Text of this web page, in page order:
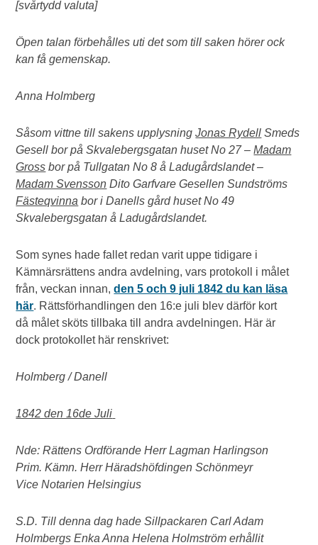
[svårtydd valuta]
Öpen talan förbehålles uti det som till saken hörer ock
kan få gemenskap.
Anna Holmberg
Såsom vittne till sakens upplysningJonas Rydell Smeds
Gesell bor på Skvalebergsgatan huset No 27 –Madam
Gross bor på Tullgatan No 8 å Ladugårdslandet –
Madam Svensson Dito Garfvare Gesellen Sundströms
Fästeqvinna bor i Danells gård huset No 49
Skvalebergsgatan å Ladugårdslandet.
Som synes hade fallet redan varit uppe tidigare i
Kämnärsrättens andra avdelning, vars protokoll i målet
från, veckan innan,den 5 och 9 juli 1842 du kan läsa
här. Rättsförhandlingen den 16:e juli blev därför kort
då målet sköts tillbaka till andra avdelningen. Här är
dock protokollet här renskrivet:
Holmberg / Danell
1842 den 16de Juli
Nde: Rättens Ordförande Herr Lagman Harlingson
Prim. Kämn. Herr Häradshöfdingen Schönmeyr
Vice Notarien Helsingius
S.D. Till denna dag hade Sillpackaren Carl Adam
Holmbergs Enka Anna Helena Holmström erhållit